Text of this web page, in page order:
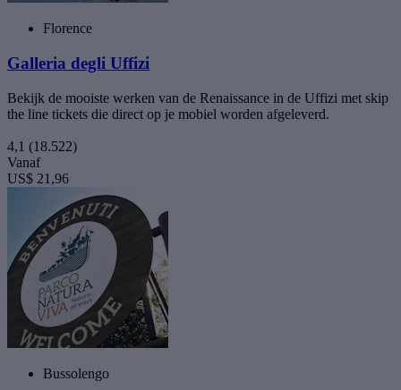
Florence
Galleria degli Uffizi
Bekijk de mooiste werken van de Renaissance in de Uffizi met skip
the line tickets die direct op je mobiel worden afgeleverd.
4,1 (18.522)
Vanaf
US$ 21,96
Bussolengo